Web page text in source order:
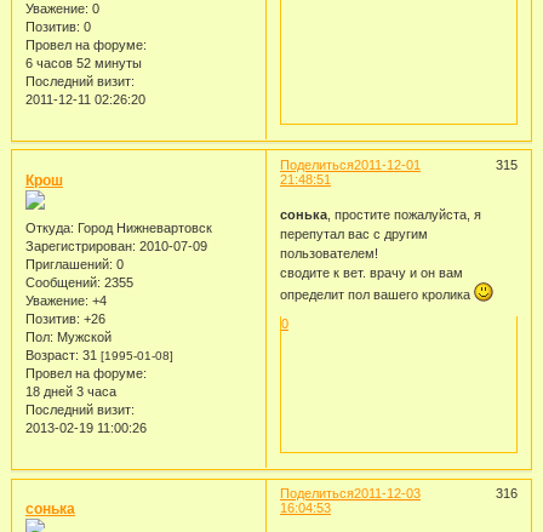
Уважение: 0
Позитив: 0
Провел на форуме:
6 часов 52 минуты
Последний визит:
2011-12-11 02:26:20
Поделиться 315
2011-12-01
21:48:51
Крош
Откуда: Город Нижневартовск
Зарегистрирован: 2010-07-09
Приглашений: 0
Сообщений: 2355
Уважение: +4
Позитив: +26
Пол: Мужской
Возраст: 31 [1995-01-08]
Провел на форуме:
18 дней 3 часа
Последний визит:
2013-02-19 11:00:26
сонька, простите пожалуйста, я
перепутал вас с другим
пользователем!
сводите к вет. врачу и он вам
определит пол вашего кролика
0
Поделиться 316
2011-12-03
16:04:53
сонька